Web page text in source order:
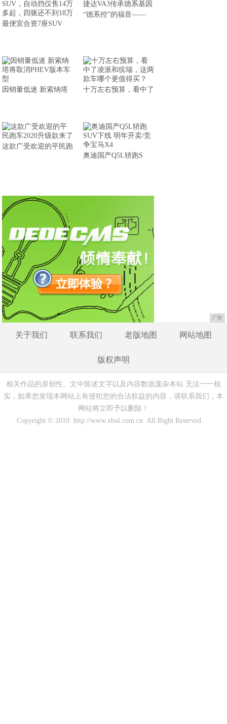
最便宜合资7座SUV
“德系控”的福音——
因销量低迷 新索纳塔 十万左右预算，看中了
这款广受欢迎的平民跑
奥迪国产Q5L轿跑S
广告
关于我们 联系我们 老版地图 网站地图
版权声明
相关作品的原创性、文中陈述文字以及内容数据庞杂本站 无法一一核
实，如果您发现本网站上有侵犯您的合法权益的内容，请联系我们，本
网站将立即予以删除！
Copyright © 2019 http://www.xbol.com.cn All Right Reserved.